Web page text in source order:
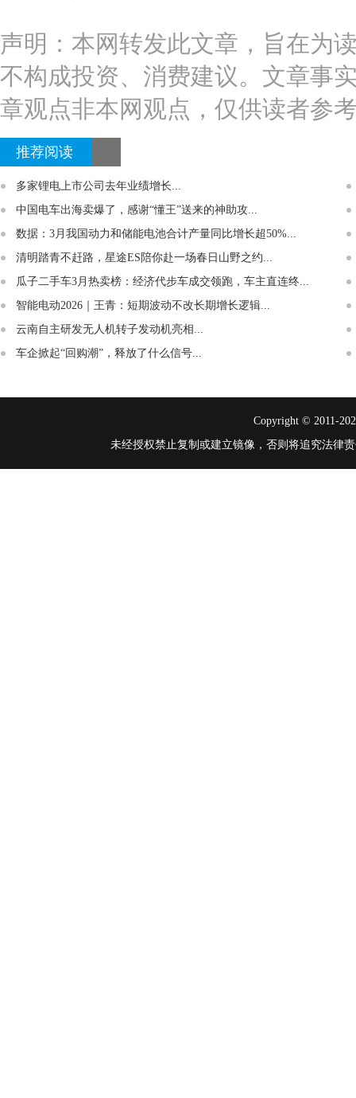
声明：本网转发此文章，旨在为
不构成投资、消费建议。文章事
章观点非本网观点，仅供读者参
推荐阅读
多家锂电上市公司去年业绩增长...
中国电车出海卖爆了，感谢“懂王”送来的神助攻...
数据：3月我国动力和储能电池合计产量同比增长超50%...
清明踏青不赶路，星途ES陪你赴一场春日山野之约...
瓜子二手车3月热卖榜：经济代步车成交领跑，车主直连终...
智能电动2026｜王青：短期波动不改长期增长逻辑...
云南自主研发无人机转子发动机亮相...
车企掀起“回购潮”，释放了什么信号...
Copyright © 2011-
未经授权禁止复制或建立镜像，否则将追究法律